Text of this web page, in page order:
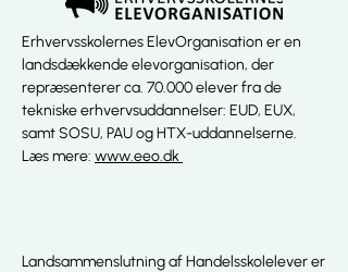
Erhvervsskolernes ElevOrganisation er en
landsdækkende elevorganisation, der
repræsenterer ca. 70.000 elever fra de
tekniske erhvervsuddannelser: EUD, EUX,
samt SOSU, PAU og HTX-uddannelserne.
Læs mere: www.eeo.dk
Landsammenslutning af Handelsskolelever er